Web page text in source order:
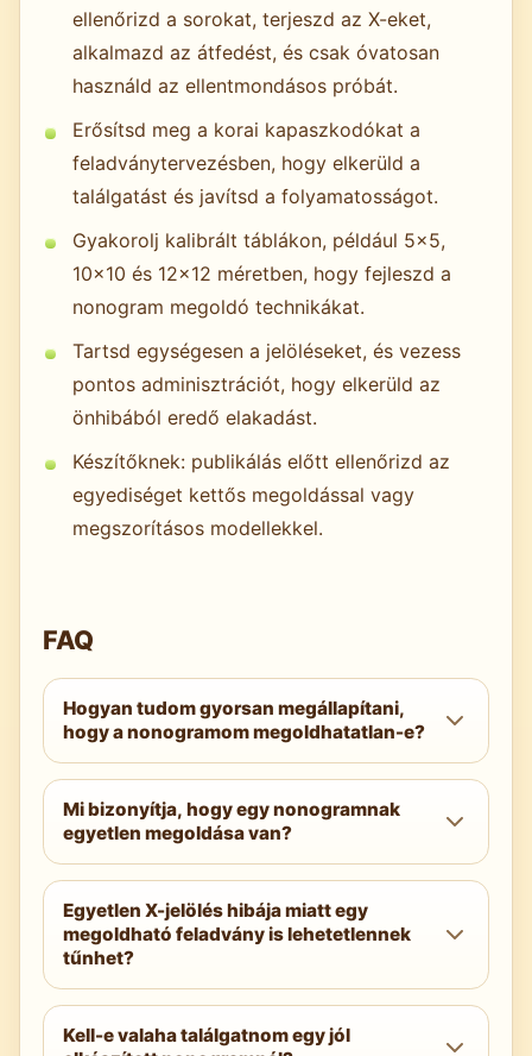
ellenőrizd a sorokat, terjeszd az X-eket,
alkalmazd az átfedést, és csak óvatosan
használd az ellentmondásos próbát.
Erősítsd meg a korai kapaszkodókat a
feladványtervezésben, hogy elkerüld a
találgatást és javítsd a folyamatosságot.
Gyakorolj kalibrált táblákon, például 5×5,
10×10 és 12×12 méretben, hogy fejleszd a
nonogram megoldó technikákat.
Tartsd egységesen a jelöléseket, és vezess
pontos adminisztrációt, hogy elkerüld az
önhibából eredő elakadást.
Készítőknek: publikálás előtt ellenőrizd az
egyediséget kettős megoldással vagy
megszorításos modellekkel.
FAQ
Hogyan tudom gyorsan megállapítani,
hogy a nonogramom megoldhatatlan-e?
Futtasd le a hossztesztet minden soron: a
blokkok összege és a kötelező hézagok
nem haladhatják meg a sor hosszát. Ha
Mi bizonyítja, hogy egy nonogramnak
egyetlen megoldása van?
Két eltérő megoldási sorrendnek ugyanabba
a rácsba kell kifutnia, vagy egy SAT/ILP
modellnek pontosan egy kielégítő
Egyetlen X-jelölés hibája miatt egy
megoldható feladvány is lehetetlennek
tűnhet?
Igen. Egyetlen egycellás eltérés vagy rossz
helyre tett X blokkolhatja a helyes kitöltést.
Kell-e valaha találgatnom egy jól